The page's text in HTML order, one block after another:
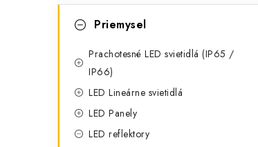
kategóriePriemysel
Prachotesné LED svietidlá (IP65 /
IP66)
LED Lineárne svietidlá
LED Panely
LED reflektory